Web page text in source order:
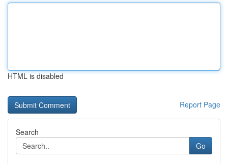
HTML is disabled
Report Page
Search
Go